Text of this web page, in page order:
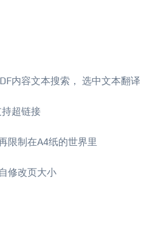
内容文本搜索， 选中文本翻译
超链接
限制在A4纸的世界里
修改页大小